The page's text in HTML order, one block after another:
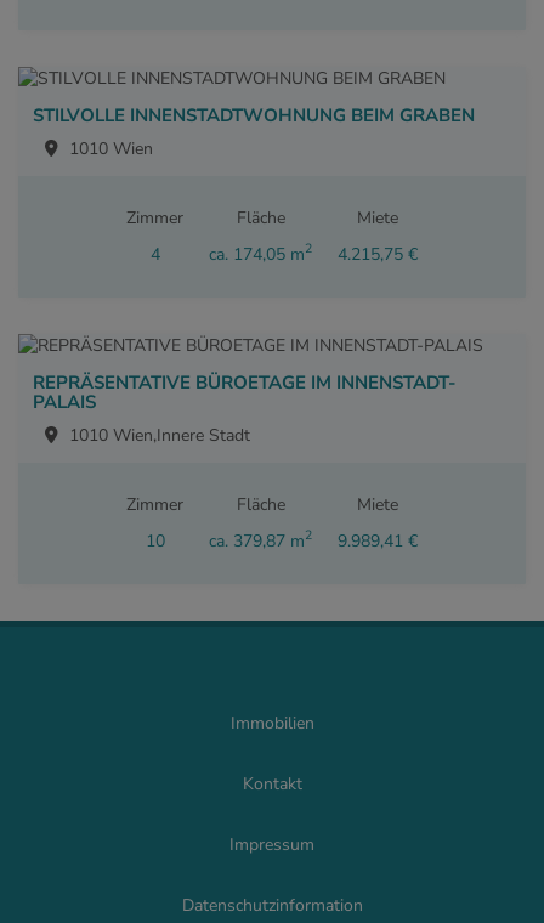
STILVOLLE INNENSTADTWOHNUNG BEIM GRABEN
1010 Wien
Zimmer
4
Fläche
ca. 174,05 m2
Miete
4.215,75 €
REPRÄSENTATIVE BÜROETAGE IM INNENSTADT-
PALAIS
1010 Wien,Innere Stadt
Zimmer
10
Fläche
ca. 379,87 m2
Miete
9.989,41 €
Immobilien
Kontakt
Impressum
Datenschutzinformation